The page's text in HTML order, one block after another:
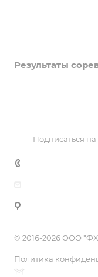
Результаты
Подписаться
© 2016-2026 ООО
Политика